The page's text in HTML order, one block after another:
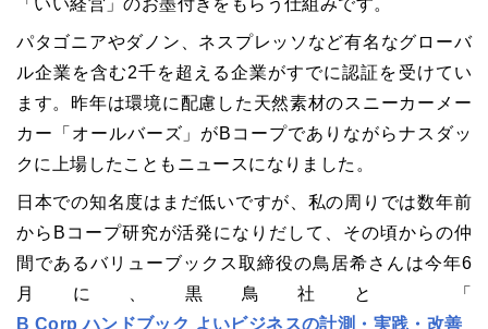
「いい経営」のお墨付きをもらう仕組みです。
パタゴニアやダノン、ネスプレッソなど有名なグローバ
ル企業を含む2千を超える企業がすでに認証を受けてい
ます。昨年は環境に配慮した天然素材のスニーカーメー
カー「オールバーズ」がB コープでありながらナスダッ
クに上場したこともニュースになりました。
日本での知名度はまだ低いですが、私の周りでは数年前
から B コープ研究が活発になりだして、その頃からの仲
間であるバリューブックス取締役の鳥居希さんは今年6
月に、黒鳥社と 「
B Corpハンドブック よいビジネスの計測・実践・改善